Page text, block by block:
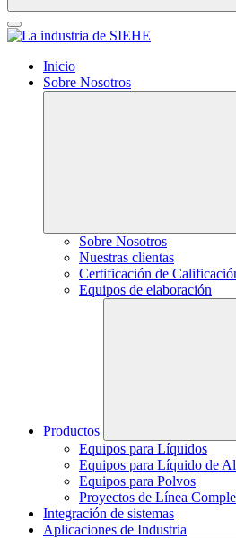
Inicio
Sobre Nosotros
Sobre Nosotros
Nuestras clientas
Certificación de
Equipos de elaboración
Productos
Equipos para Líquidos
Equipos para Líquido de
Equipos para Polvos
Proyectos de Línea
Integración de sistemas
Aplicaciones de Industria